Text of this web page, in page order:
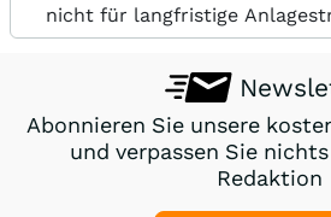
nicht für langfristige
Abonnieren Sie unsere
und verpassen Sie
Redaktion